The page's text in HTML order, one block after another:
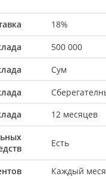
18%
500 000
Сум
12 месяцев
Есть
Каждый